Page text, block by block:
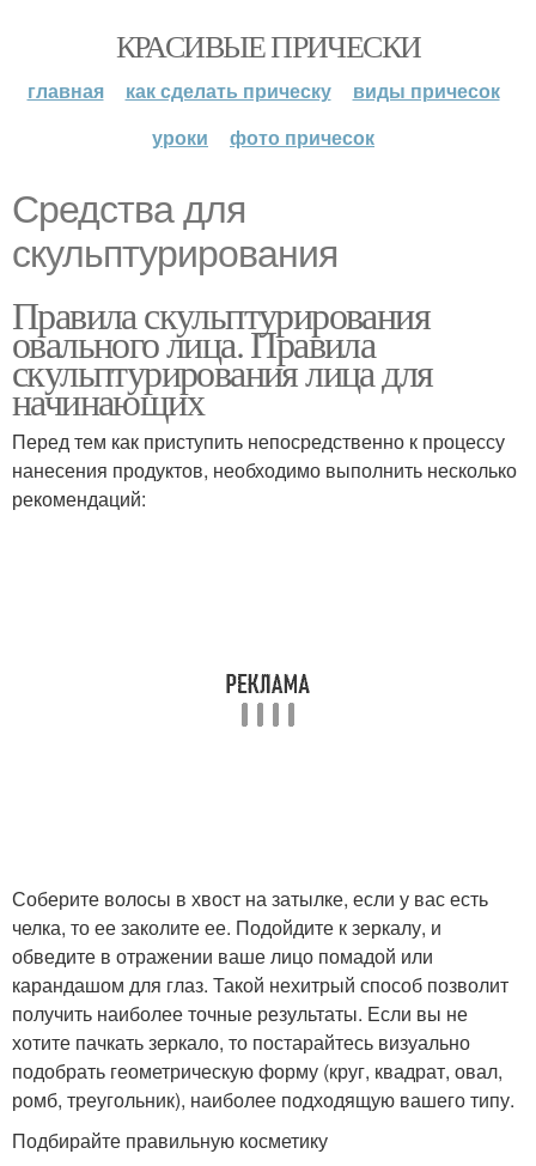
КРАСИВЫЕ ПРИЧЕСКИ
главная как сделать прическу
виды причесок
уроки
фото причесок
Средства для
скульптурирования
Правила скульптурирования
овального лица. Правила
скульптурирования лица для
начинающих
Перед тем как приступить непосредственно к процессу
нанесения продуктов, необходимо выполнить несколько
рекомендаций:
Соберите волосы в хвост на затылке, если у вас есть
челка, то ее заколите ее. Подойдите к зеркалу, и
обведите в отражении ваше лицо помадой или
карандашом для глаз. Такой нехитрый способ позволит
получить наиболее точные результаты. Если вы не
хотите пачкать зеркало, то постарайтесь визуально
подобрать геометрическую форму (круг, квадрат, овал,
ромб, треугольник), наиболее подходящую вашего типу.
Подбирайте правильную косметику